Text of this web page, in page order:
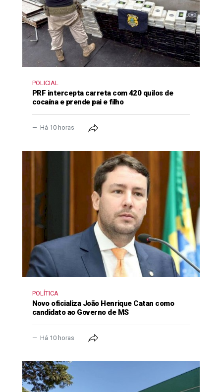
POLICIAL
PRF intercepta carreta com 420 quilos de
cocaína e prende pai e filho
Há 10 horas
POLÍTICA
Novo oficializa João Henrique Catan como
candidato ao Governo de MS
Há 10 horas